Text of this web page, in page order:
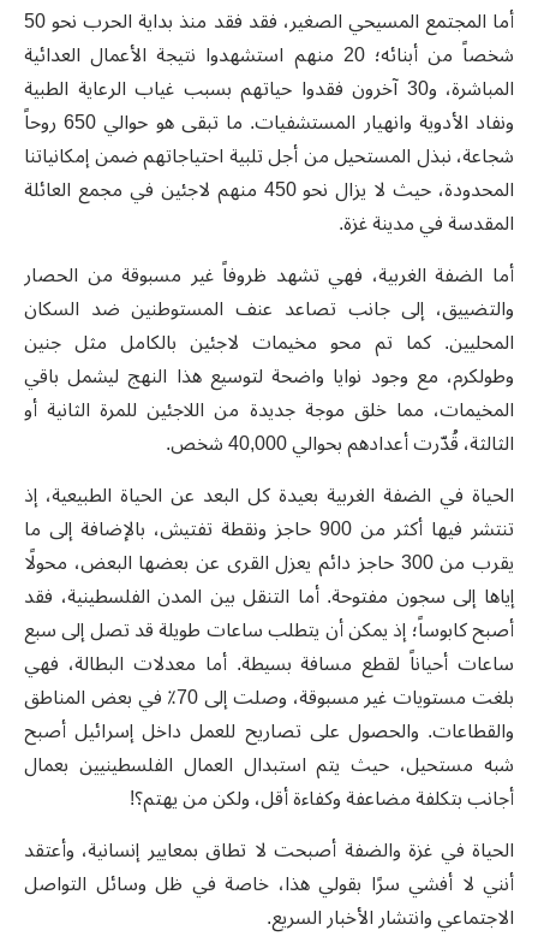
أما المجتمع المسيحي الصغير، فقد فقد منذ بداية الحرب نحو 50
شخصاً من أبنائه؛ 20 منهم استشهدوا نتيجة الأعمال العدائية
المباشرة، و30 آخرون فقدوا حياتهم بسبب غياب الرعاية الطبية
ونفاد الأدوية وانهيار المستشفيات. ما تبقى هو حوالي 650 روحاً
شجاعة، نبذل المستحيل من أجل تلبية احتياجاتهم ضمن إمكانياتنا
المحدودة، حيث لا يزال نحو 450 منهم لاجئين في مجمع العائلة
المقدسة في مدينة غزة.
أما الضفة الغربية، فهي تشهد ظروفاً غير مسبوقة من الحصار
والتضييق، إلى جانب تصاعد عنف المستوطنين ضد السكان
المحليين. كما تم محو مخيمات لاجئين بالكامل مثل جنين
وطولكرم، مع وجود نوايا واضحة لتوسيع هذا النهج ليشمل باقي
المخيمات، مما خلق موجة جديدة من اللاجئين للمرة الثانية أو
الثالثة، قُدّرت أعدادهم بحوالي 40,000 شخص
.
الحياة في الضفة الغربية بعيدة كل البعد عن الحياة الطبيعية، إذ
تنتشر فيها أكثر من 900 حاجز ونقطة تفتيش، بالإضافة إلى ما
يقرب من 300 حاجز دائم يعزل القرى عن بعضها البعض، محولًا
إياها إلى سجون مفتوحة. أما التنقل بين المدن الفلسطينية، فقد
أصبح كابوساً؛ إذ يمكن أن يتطلب ساعات طويلة قد تصل إلى سبع
ساعات أحياناً لقطع مسافة بسيطة. أما معدلات البطالة، فهي
بلغت مستويات غير مسبوقة، وصلت إلى 70٪ في بعض المناطق
والقطاعات. والحصول على تصاريح للعمل داخل إسرائيل أصبح
شبه مستحيل، حيث يتم استبدال العمال الفلسطينيين بعمال
أجانب بتكلفة مضاعفة وكفاءة أقل، ولكن من يهتم؟!
الحياة في غزة والضفة أصبحت لا تطاق بمعايير إنسانية، وأعتقد
أنني لا أفشي سرًا بقولي هذا، خاصة في ظل وسائل التواصل
الاجتماعي وانتشار الأخبار السريع.